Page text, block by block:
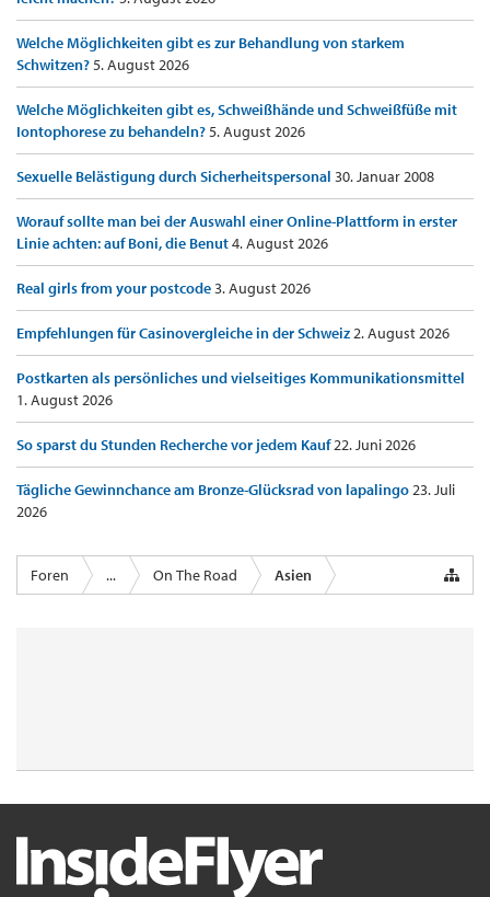
Welche Möglichkeiten gibt es zur Behandlung von starkem
Schwitzen?5. August 2026
Welche Möglichkeiten gibt es, Schweißhände und Schweißfüße mit
Iontophorese zu behandeln?5. August 2026
Sexuelle Belästigung durch Sicherheitspersonal 30. Januar 2008
Worauf sollte man bei der Auswahl einer Online-Plattform in erster
Linie achten: auf Boni, die Benut4. August 2026
Real girls from your postcode3. August 2026
Empfehlungen für Casinovergleiche in der Schweiz2. August 2026
Postkarten als persönliches und vielseitiges Kommunikationsmittel
1. August 2026
So sparst du Stunden Recherche vor jedem Kauf22. Juni 2026
Tägliche Gewinnchance am Bronze-Glücksrad von lapalingo23. Juli
2026
Foren ... On The Road Asien